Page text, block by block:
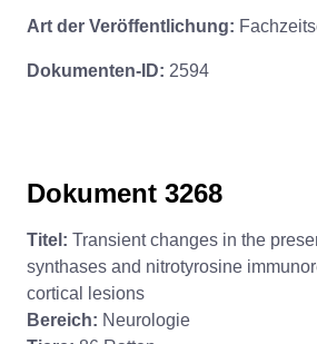
Art der Veröffentlichung:
Dokumenten-ID: 2594
Dokument 3268
Titel: Transient changes in the
synthases and nitrotyrosine
cortical lesions
Bereich: Neurologie